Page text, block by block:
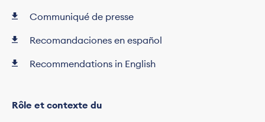
Communiqué de presse
Recomandaciones en español
Recommendations in English
Rôle et contexte du